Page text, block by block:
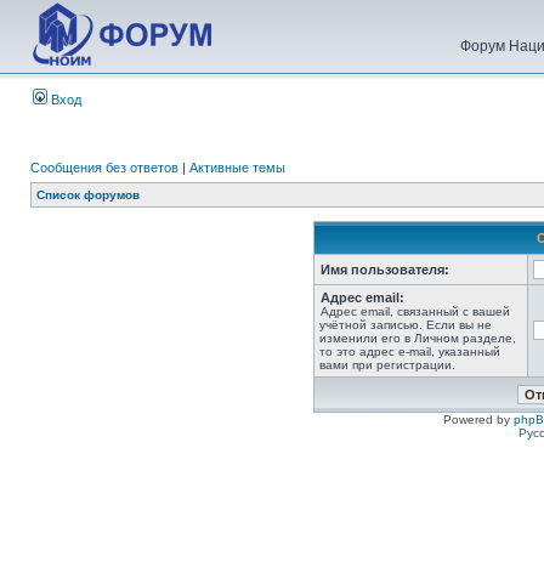
Форум
Вход
Сообщения без ответов | Активные темы
Список форумов
Имя пользователя:
Адрес email:
Адрес email, связанный с вашей
учётной записью. Если вы не
изменили его в Личном разделе,
то это адрес e-mail, указанный
вами при регистрации.
Powered by